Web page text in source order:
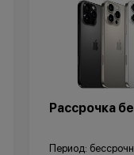
Рассрочка
Период: